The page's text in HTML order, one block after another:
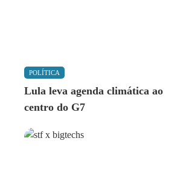
POLÍTICA
Lula leva agenda climática ao
centro do G7